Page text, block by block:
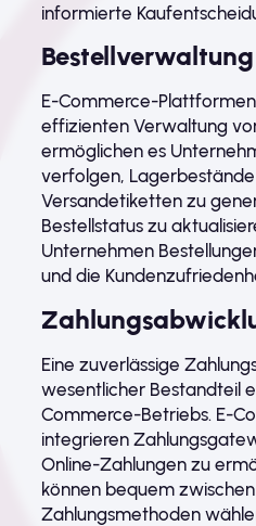
informierte
Bestellverwaltung
E-Commerce-
effizienten Verwaltung
ermöglichen es
verfolgen,
Versandetiketten zu
Bestellstatus zu
Unternehmen
und die
Eine zuverlässige
wesentlicher Bestandteil
Commerce-Betriebs. E-
integrieren
Online-Zahlungen zu
können bequem
Zahlungsmethoden